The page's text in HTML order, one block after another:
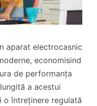
aparat electrocasnic
economisind
de performanța
a acestui
o întreținere regulată